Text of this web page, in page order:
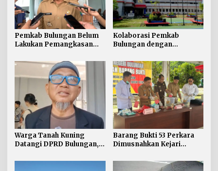
Pemkab Bulungan Belum
Lakukan Pemangkasan
Ada Arahan Pusat
Kolaborasi Pemkab
Bulungan dengan
Desa/Kelurahan Satu
Sarjana
Warga Tanah Kuning
Datangi DPRD Bulungan,
Persen segera
Barang Bukti 53 Perkara
Dimusnahkan Kejari
Didominasi Kasus Sabu